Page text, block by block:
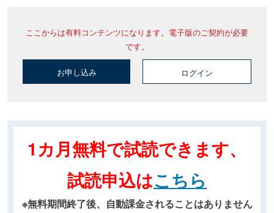
ここからは有料コンテンツになります。電子版のご契約が必要
です。
お申し込み ログイン
1カ月無料で試読できます、
試読申込はこちら
※無料期間終了後、自動課金されることはありません